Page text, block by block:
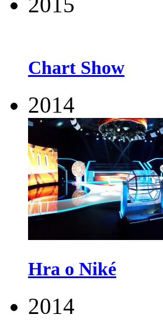
Chart Show
2014
Hra o Niké
2014